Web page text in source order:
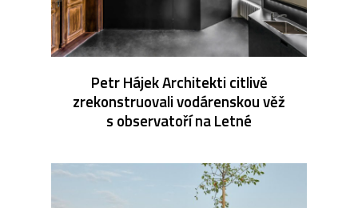
Petr Hájek Architekti citlivě
zrekonstruovali vodárenskou věž
s observatoří na Letné